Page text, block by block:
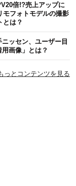
倍!?売上アップに
モフォトモデルの撮影
とは？
ニッセン、ユーザー目
画像」とは？
っとコンテンツを見る